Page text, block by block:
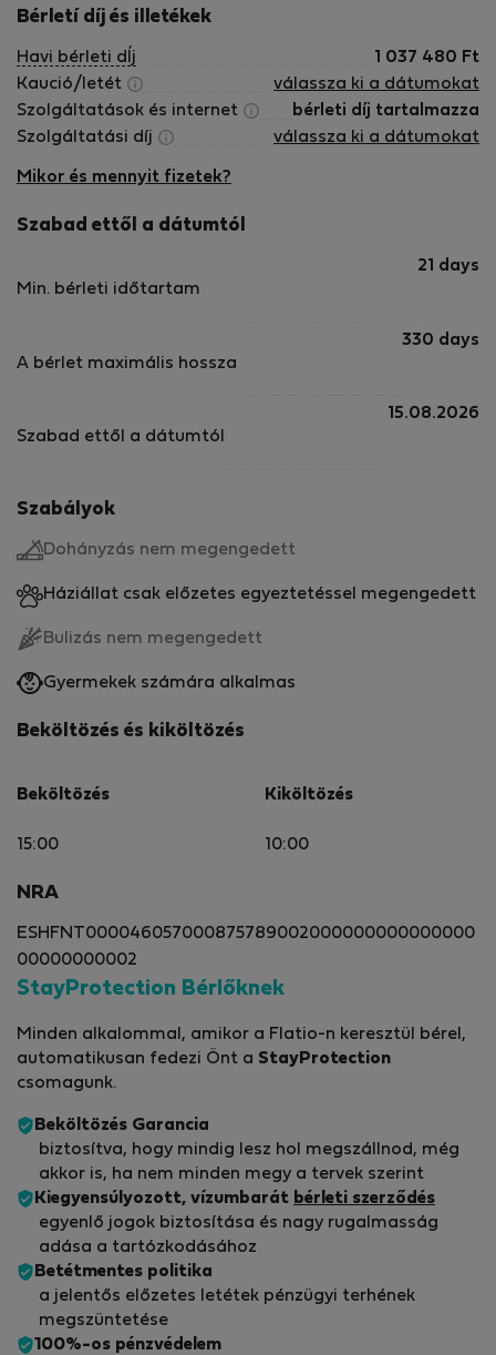
throughout your stay.
Bérletí díj és illetékek
Havi bérleti dÍj 1 037 480 Ft
Kaució/letét
válassza ki a dátumokat
Szolgáltatások és internet
bérleti díj tartalmazza
Szolgáltatási díj
válassza ki a dátumokat
Mikor és mennyit fizetek?
Szabad ettől a dátumtól
Min. bérleti időtartam
21 days
A bérlet maximális hossza
330 days
Szabad ettől a dátumtól
15.08.2026
Szabályok
Dohányzás nem megengedett
Háziállat csak előzetes egyeztetéssel megengedett
Bulizás nem megengedett
Gyermekek számára alkalmas
Beköltözés és kiköltözés
Beköltözés
15:00
Kiköltözés
10:00
NRA
ESHFNT000046057000875789002000000000000000
00000000002
StayProtection Bérlőknek
Minden alkalommal, amikor a Flatio-n keresztül bérel,
automatikusan fedezi Önt a StayProtection
csomagunk.
Beköltözés Garancia
biztosítva, hogy mindig lesz hol megszállnod, még
akkor is, ha nem minden megy a tervek szerint
Kiegyensúlyozott, vízumbarát bérleti szerződés
egyenlő jogok biztosítása és nagy rugalmasság
adása a tartózkodásához
Betétmentes politika
a jelentős előzetes letétek pénzügyi terhének
megszüntetése
100%-os pénzvédelem